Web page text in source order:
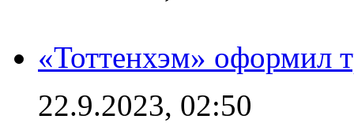
«Тоттенхэм» оформил
22.9.2023, 02:50